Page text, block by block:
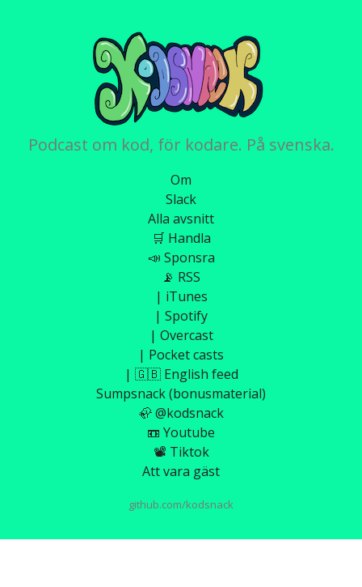
Podcast om kod, för kodare. På svenska.
Om
Slack
Alla avsnitt
🛒 Handla
📣 Sponsra
📡 RSS
| iTunes
| Spotify
| Overcast
| Pocket casts
| 🇬🇧 English feed
Sumpsnack (bonusmaterial)
🦣 @kodsnack
📼 Youtube
📽️ Tiktok
Att vara gäst
github.com/kodsnack